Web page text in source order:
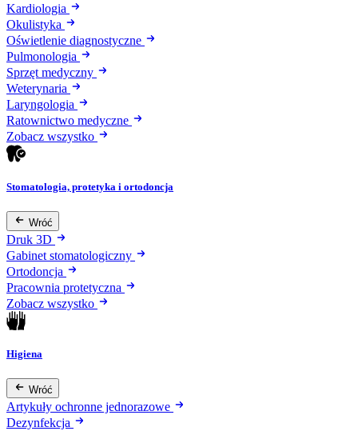
Kardiologia
Okulistyka
Oświetlenie diagnostyczne
Pulmonologia
Sprzęt medyczny
Weterynaria
Laryngologia
Ratownictwo medyczne
Zobacz wszystko
Stomatologia, protetyka i ortodoncja
Wróć
Druk 3D
Gabinet stomatologiczny
Ortodoncja
Pracownia protetyczna
Zobacz wszystko
Higiena
Wróć
Artykuły ochronne jednorazowe
Dezynfekcja